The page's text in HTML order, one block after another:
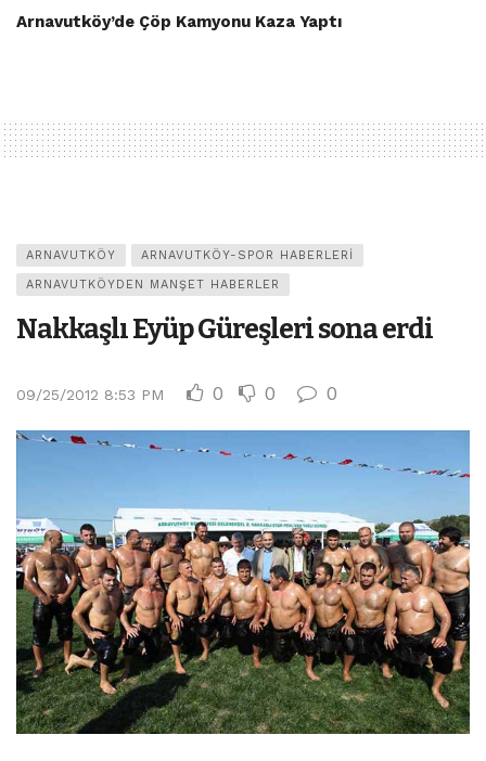
Arnavutköy’de Çöp Kamyonu Kaza Yaptı
ARNAVUTKÖY ARNAVUTKÖY-SPOR HABERLERI
ARNAVUTKÖYDEN MANŞET HABERLER
Nakkaşlı Eyüp Güreşleri sona erdi
09/25/2012 8:53 PM 0 0 0